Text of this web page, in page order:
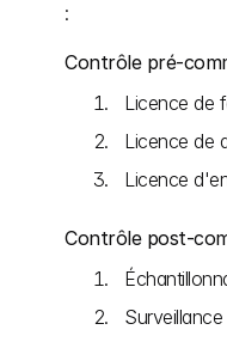
:
Contrôle pré-
Licence de
Licence de
Licence
Contrôle post-
Surveillance